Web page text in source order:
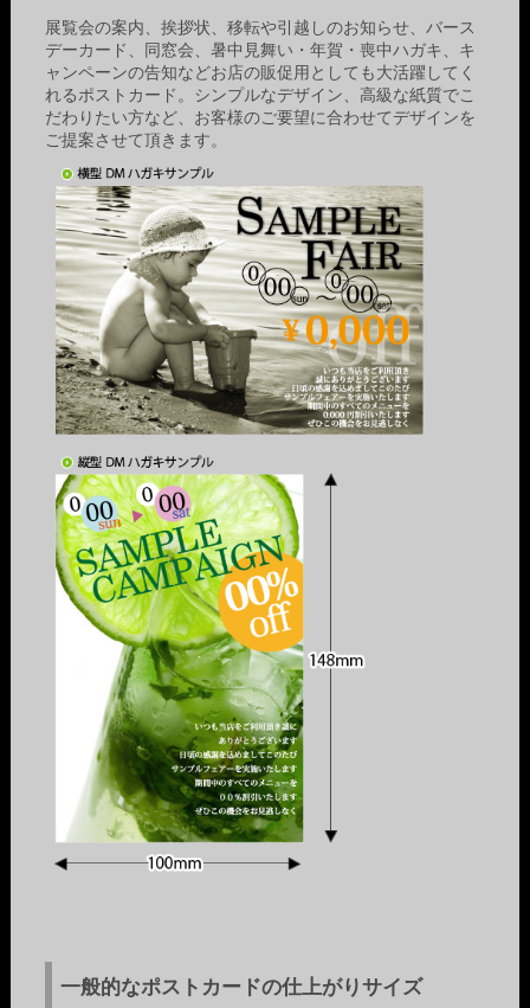
展覧会の案内、挨拶状、移転や引越しのお知らせ、バース
デーカード、同窓会、暑中見舞い・年賀・喪中ハガキ、キ
ャンペーンの告知などお店の販促用としても大活躍してく
れるポストカード。シンプルなデザイン、高級な紙質でこ
だわりたい方など、お客様のご要望に合わせてデザインを
ご提案させて頂きます。
一般的なポストカードの仕上がりサイズ